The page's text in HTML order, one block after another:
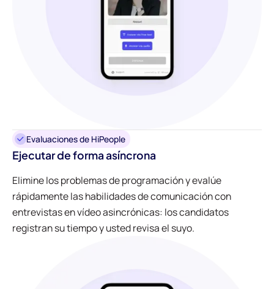
Evaluaciones de HiPeople
Ejecutar de forma asíncrona
Elimine los problemas de programación y evalúe
rápidamente las habilidades de comunicación con
entrevistas en vídeo asincrónicas: los candidatos
registran su tiempo y usted revisa el suyo.